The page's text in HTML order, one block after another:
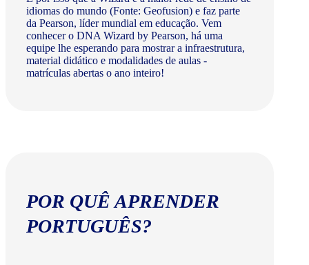
idiomas do mundo (Fonte: Geofusion) e faz parte
da Pearson, líder mundial em educação. Vem
conhecer o DNA Wizard by Pearson, há uma
equipe lhe esperando para mostrar a infraestrutura,
material didático e modalidades de aulas -
matrículas abertas o ano inteiro!
POR QUÊ APRENDER
PORTUGUÊS?